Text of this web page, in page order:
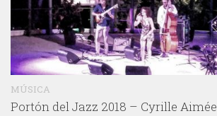
MÚSICA
Portón del Jazz 2018 – Cyrille Aimée